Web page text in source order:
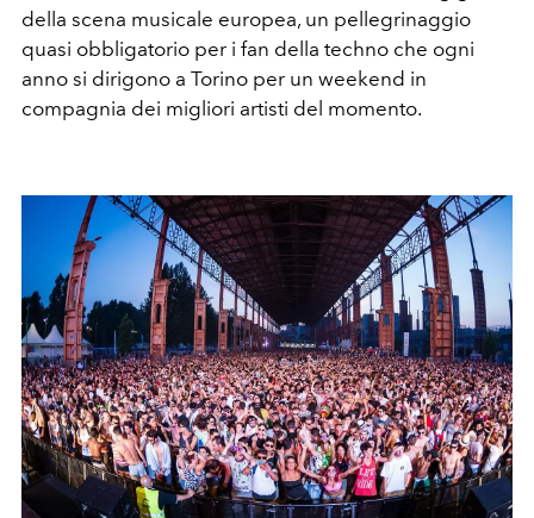
della scena musicale europea, un pellegrinaggio
quasi obbligatorio per i fan della techno che ogni
anno si dirigono a Torino per un weekend in
compagnia dei migliori artisti del momento.